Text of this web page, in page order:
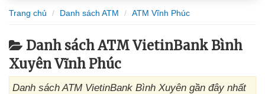
Trang chủ Danh sách ATM ATM Vĩnh Phúc
Danh sách ATM VietinBank Bình
Xuyên Vĩnh Phúc
Danh sách ATM VietinBank Bình Xuyên gần đây nhất